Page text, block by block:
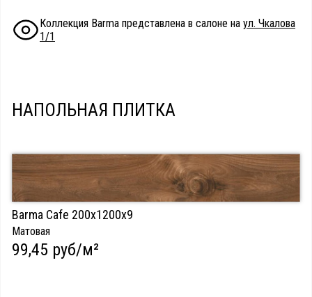
Коллекция Barma представлена в салоне на ул. Чкалова
1/1
НАПОЛЬНАЯ ПЛИТКА
Barma Cafe 200х1200х9
Матовая
99,45 руб/м²